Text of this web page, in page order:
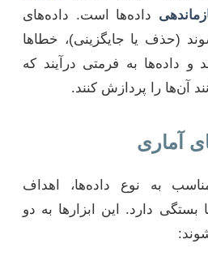
داده‌ها است. داده‌های
(حذف یا جایگزینی)، خطاها
و داده‌ها به فرمتی درآیند که
آن‌ها را پردازش کنند.
به نوع داده‌ها، اهداف
دارد. این ابزارها به دو